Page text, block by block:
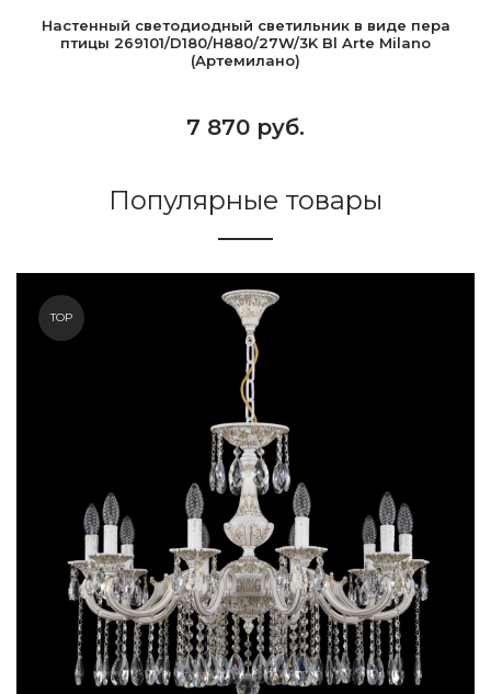
Настенный светодиодный светильник в виде пера
птицы 269101/D180/H880/27W/3K Bl Arte Milano
(Артемилано)
7 870 руб.
Популярные товары
TOP